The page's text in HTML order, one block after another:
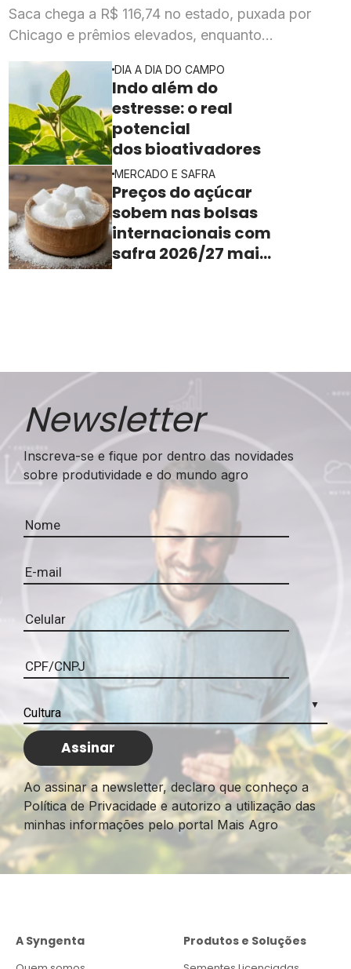
Saca chega a R$ 116,74 no estado, puxada por
Chicago e prêmios elevados, enquanto
rentabilidade
DIA A DIA DO CAMPO
Indo além do
estresse: o real
potencial
dos bioativadores
MERCADO E SAFRA
Preços do açúcar
sobem nas bolsas
internacionais com
safra 2026/27 mais
Newsletter
Inscreva-se e fique por dentro das novidades
sobre produtividade e do mundo agro
Ao assinar a newsletter, declaro que conheço a
Política de Privacidade e autorizo a utilização das
minhas informações pelo portal Mais Agro
A Syngenta Produtos e Soluções